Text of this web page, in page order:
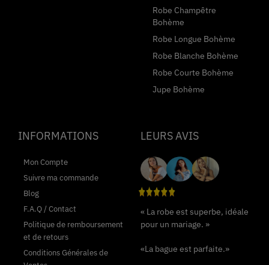
Robe Champêtre
Bohème
Robe Longue Bohème
Robe Blanche Bohème
Robe Courte Bohème
Jupe Bohème
INFORMATIONS
Mon Compte
Suivre ma commande
Blog
F.A.Q / Contact
Politique de remboursement
et de retours
Conditions Générales de
LEURS AVIS
« La robe est superbe, idéale
pour un mariage. »
«La bague est parfaite.»